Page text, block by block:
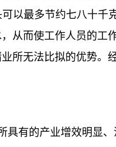
以最多节约七八十千
从而使工作人员的工
所无法比拟的优势。
具有的产业增效明显